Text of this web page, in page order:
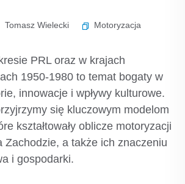
Tomasz Wielecki
Motoryzacja
PRL oraz w krajach
1950-1980 to temat bogaty w
innowacje i wpływy kulturowe.
się kluczowym modelom
kształtowały oblicze motoryzacji
Zachodzie, a także ich znaczeniu
i gospodarki.